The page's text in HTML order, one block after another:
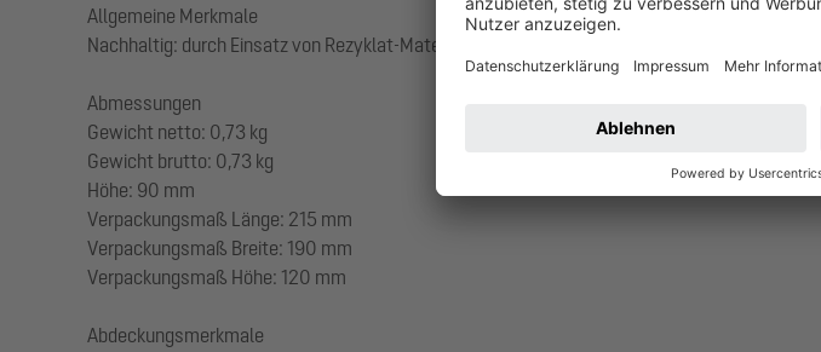
Allgemeine Merkmale
Nachhaltig: durch Einsatz von Rezyklat-Material
Abmessungen
Gewicht netto: 0,73 kg
Gewicht brutto: 0,73 kg
Höhe: 90 mm
Verpackungsmaß Länge: 215 mm
Verpackungsmaß Breite: 190 mm
Verpackungsmaß Höhe: 120 mm
Abdeckungsmerkmale